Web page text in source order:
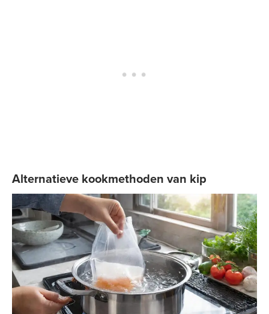
Alternatieve kookmethoden van kip